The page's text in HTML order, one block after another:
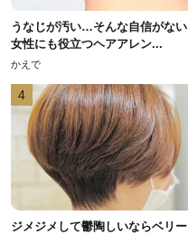
うなじが汚い…そんな自信がない
女性にも役立つヘアアレン...
かえで
4
ジメジメして鬱陶しいならベリー